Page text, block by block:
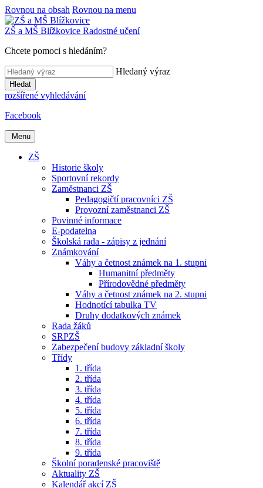
Rovnou na obsah Rovnou na menu
ZŠ a MŠ Blížkovice Radostné učení
Chcete pomoci s hledáním?
Hledaný výraz
Hledat
rozšířené vyhledávání
Facebook
Menu
ZŠ
Historie školy
Sportovní rekordy
Zaměstnanci ZŠ
Pedagogičtí pracovníci ZŠ
Provozní zaměstnanci ZŠ
Povinné informace
E-podatelna
Školská rada - zápisy z jednání
Známkování
Váhy a četnost známek na 1. stupni
Humanitní předměty
Přírodovědné předměty
Váhy a četnost známek na 2. stupni
Hodnotící tabulka TV
Druhy dodatkových známek
Rada žáků
SRPZŠ
Zabezpečení budovy základní školy
Třídy
1. třída
2. třída
3. třída
4. třída
5. třída
6. třída
7. třída
8. třída
9. třída
Školní poradenské pracoviště
Aktuality ZŠ
Kalendář akcí ZŠ